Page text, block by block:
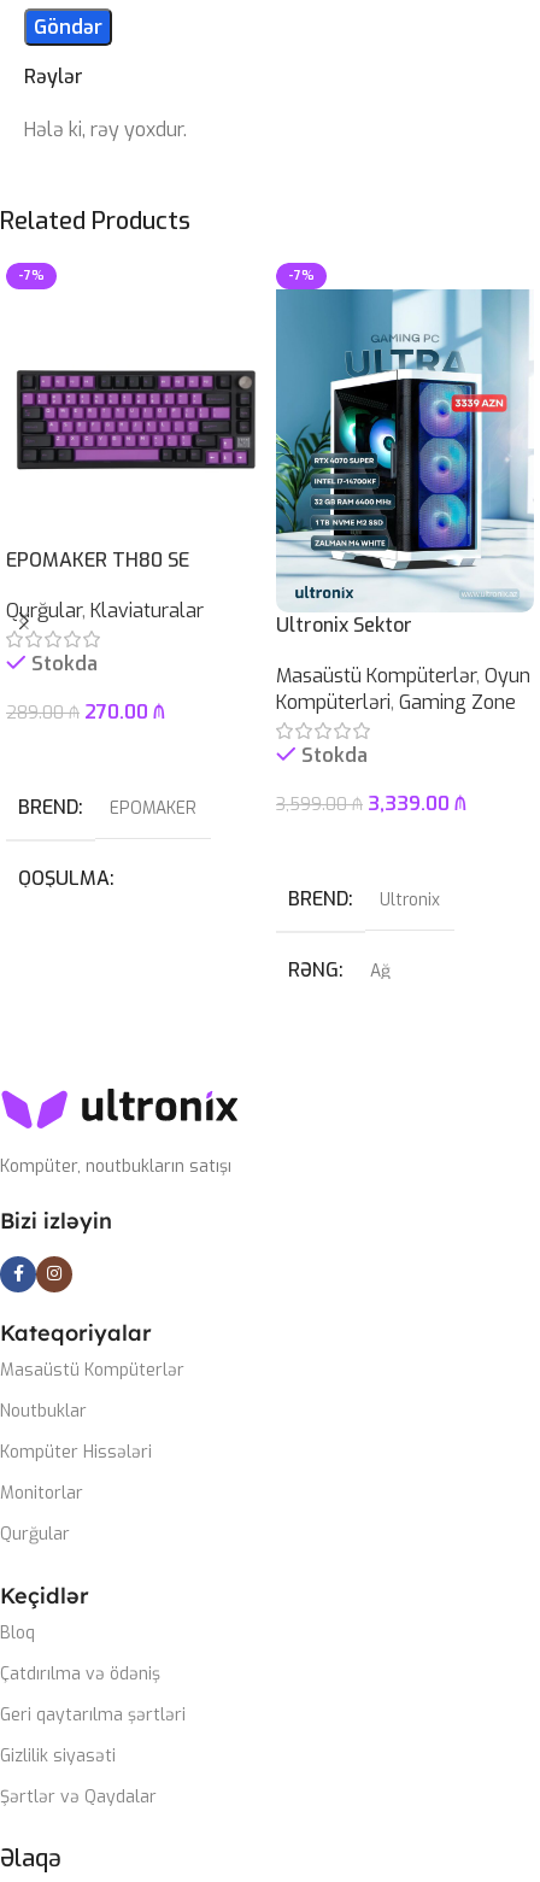
Rəylər
Hələ ki, rəy yoxdur.
Related Products
-7%
EPOMAKER TH80 SE
Qurğular, Klaviaturalar
Stokda
289.00₼ 270.00 ₼
BREND EPOMAKER
QOŞULMA
-7%
Ultronix Sektor
Masaüstü Kompüterlər, Oyun
Kompüterləri, Gaming Zone
Stokda
3,599.00₼ 3,339.00 ₼
BREND Ultronix
RƏNG Ağ
Kompüter, noutbukların satışı
Bizi izləyin
Kateqoriyalar
Masaüstü Kompüterlər
Noutbuklar
Kompüter Hissələri
Monitorlar
Qurğular
Keçidlər
Bloq
Çatdırılma və ödəniş
Geri qaytarılma şərtləri
Gizlilik siyasəti
Şərtlər və Qaydalar
Əlaqə